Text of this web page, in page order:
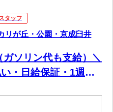
タッフ
リが丘・公園・京成臼井
ソリン代も支給）＼
・日給保証・1週間